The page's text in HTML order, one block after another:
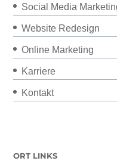
Social Media
Website Redesign
Online Marketing
Karriere
Kontakt
ORT LINKS